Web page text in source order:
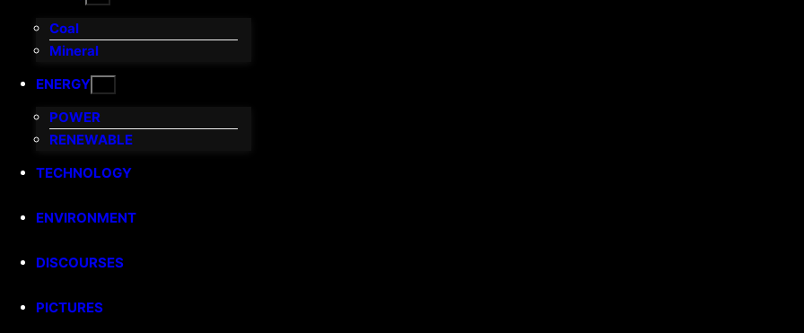
Coal
Mineral
ENERGY
POWER
RENEWABLE
TECHNOLOGY
ENVIRONMENT
DISCOURSES
PICTURES